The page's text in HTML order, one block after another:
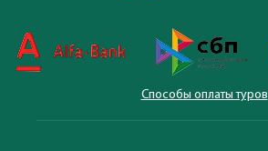
Способы оплаты туров